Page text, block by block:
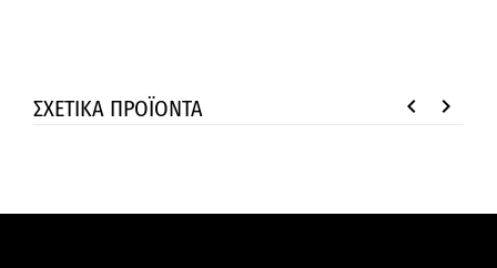
ΣΧΕΤΙΚΑ ΠΡΟΪΟΝΤΑ keyboard_arrow_left keyboard_arrow_right